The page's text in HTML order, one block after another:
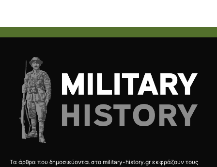
Τα άρθρα που δημοσιεύονται στο military-history.gr εκφράζουν τους